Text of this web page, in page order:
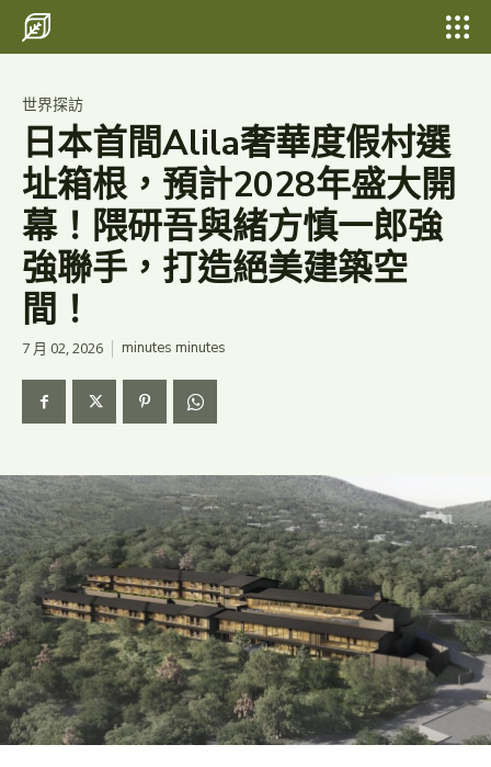
世界探訪
日本首間Alila奢華度假村選
址箱根，預計2028年盛大開
幕！隈研吾與緒方慎一郎強
強聯手，打造絕美建築空
間！
7 月 02, 2026 minutes minutes